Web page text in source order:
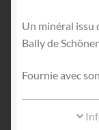
Un minéral issu
Bally de
Fournie avec